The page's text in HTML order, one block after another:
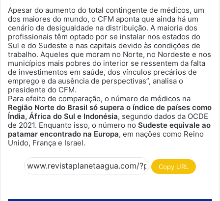
Apesar do aumento do total contingente de médicos, um
dos maiores do mundo, o CFM aponta que ainda há um
cenário de desigualdade na distribuição. A maioria dos
profissionais têm optado por se instalar nos estados do
Sul e do Sudeste e nas capitais devido às condições de
trabalho. Aqueles que moram no Norte, no Nordeste e nos
municípios mais pobres do interior se ressentem da falta
de investimentos em saúde, dos vínculos precários de
emprego e da ausência de perspectivas”, analisa o
presidente do CFM.
Para efeito de comparação, o número de médicos na
Região Norte do Brasil só supera o índice de países como
Índia, África do Sul e Indonésia, segundo dados da OCDE
de 2021. Enquanto isso, o número no Sudeste equivale ao
patamar encontrado na Europa, em nações como Reino
Unido, França e Israel.
Copy URL